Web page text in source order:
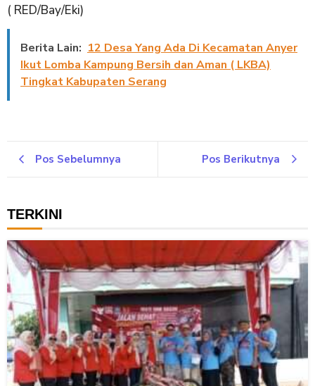
( RED/Bay/Eki)
Berita Lain: 12 Desa Yang Ada Di Kecamatan Anyer
Ikut Lomba Kampung Bersih dan Aman ( LKBA)
Tingkat Kabupaten Serang
Pos Sebelumnya Pos Berikutnya
TERKINI